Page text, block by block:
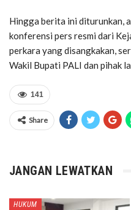
Hingga berita ini diturunkan,
konferensi pers resmi dari
perkara yang disangkakan,
Wakil Bupati PALI dan pihak
141
Share
JANGAN LEWATKAN
HUKUM